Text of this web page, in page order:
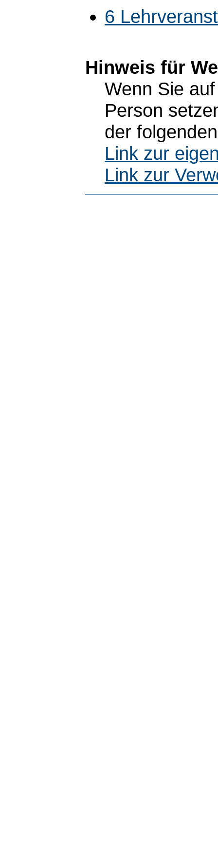
6
Hinweis für
Wenn Sie
Person
der
Link zur
Link zur